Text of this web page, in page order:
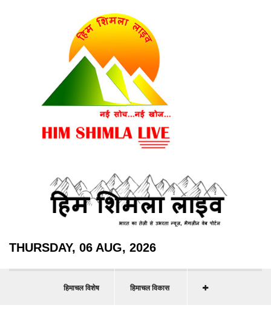
THURSDAY, 06 AUG, 2026
हिमाचल विशेष हिमाचल विकास